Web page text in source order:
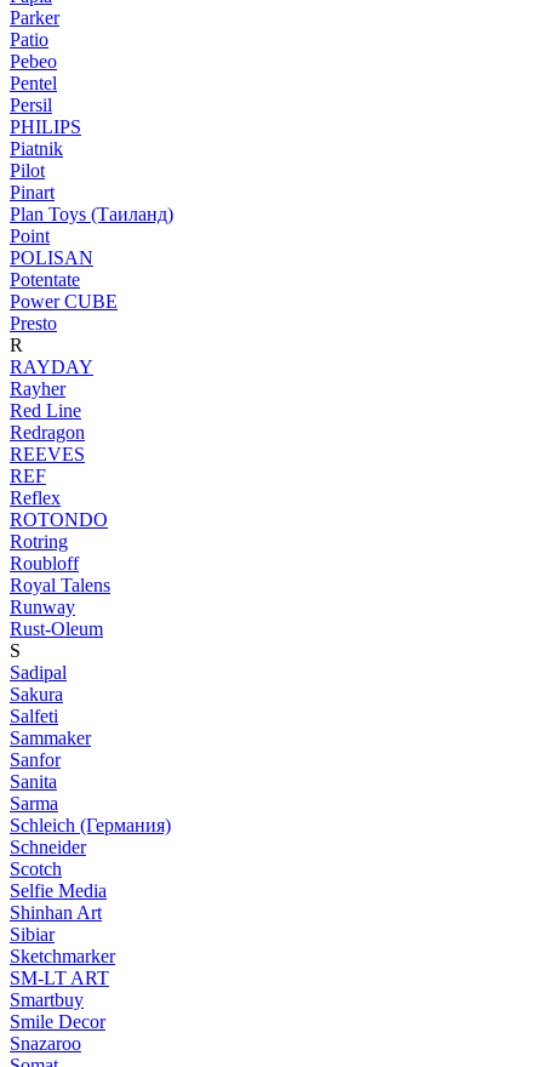
Parker
Patio
Pebeo
Pentel
Persil
PHILIPS
Piatnik
Pilot
Pinart
Plan Toys (Таиланд)
Point
POLISAN
Potentate
Power CUBE
Presto
R
RAYDAY
Rayher
Red Line
Redragon
REEVES
REF
Reflex
ROTONDO
Rotring
Roubloff
Royal Talens
Runway
Rust-Oleum
S
Sadipal
Sakura
Salfeti
Sammaker
Sanfor
Sanita
Sarma
Schleich (Германия)
Schneider
Scotch
Selfie Media
Shinhan Art
Sibiar
Sketchmarker
SM-LT ART
Smartbuy
Smile Decor
Snazaroo